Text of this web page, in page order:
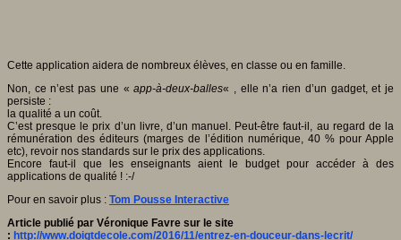
Cette application aidera de nombreux élèves, en classe ou en famille.
Non, ce n’est pas une «app-à-deux-balles« , elle n’a rien d’un gadget, et je
persiste :
la qualité a un coût.
C’est presque le prix d’un livre, d’un manuel. Peut-être faut-il, au regard de la
rémunération des éditeurs (marges de l’édition numérique, 40 % pour Apple
etc), revoir nos standards sur le prix des applications.
Encore faut-il que les enseignants aient le budget pour accéder à des
applications de qualité ! :-/
Pour en savoir plus : Tom Pousse Interactive
Article publié par Véronique Favre sur le site
: http://www.doigtdecole.com/2016/11/entrez-en-douceur-dans-lecrit/